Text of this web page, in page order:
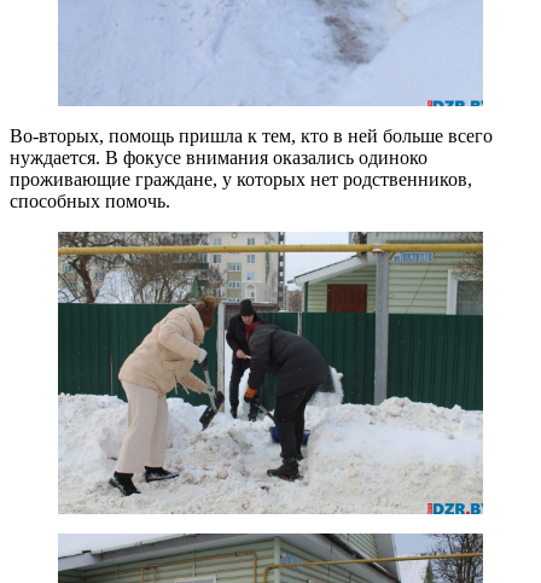
Во-вторых, помощь пришла к тем, кто в ней больше всего
нуждается. В фокусе внимания оказались одиноко
проживающие граждане, у которых нет родственников,
способных помочь.